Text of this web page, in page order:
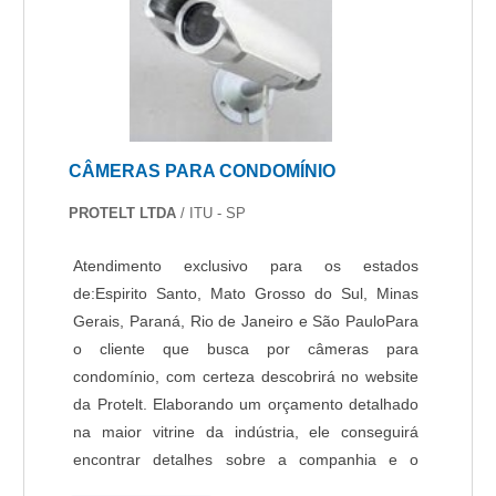
soluções para projeto e implantação de sistemas
de segurança eletrônicos corporativos e
residenciais. São diversas opções
disponibilizadas, como alarme digital e controle
de acesso com ótima qualidade e
as suas dúvidas sobre os serviços do ramo,
além de contar com os melhores profissionais e
satisfação dos clientes, que são os maiores
objetivos da marca. A Protelt é uma empresa que
tem despontado no segmento pela idoneidade
em tudo que faz, garantindo uma entrega de
excelência de ponta a ponta..
CÂMERAS PARA CONDOMÍNIO
PROTELT LTDA / ITU - SP
Atendimento exclusivo para os estados
de:Espirito Santo, Mato Grosso do Sul, Minas
Gerais, Paraná, Rio de Janeiro e São PauloPara
o cliente que busca por câmeras para
condomínio, com certeza descobrirá no website
da Protelt. Elaborando um orçamento detalhado
na maior vitrine da indústria, ele conseguirá
encontrar detalhes sobre a companhia e o